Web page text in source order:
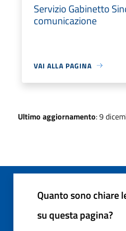
Servizio Gabinetto
comunicazione
VAI ALLA PAGINA
Ultimo aggiornamento: 9
Quanto sono chiare
su questa pagina?